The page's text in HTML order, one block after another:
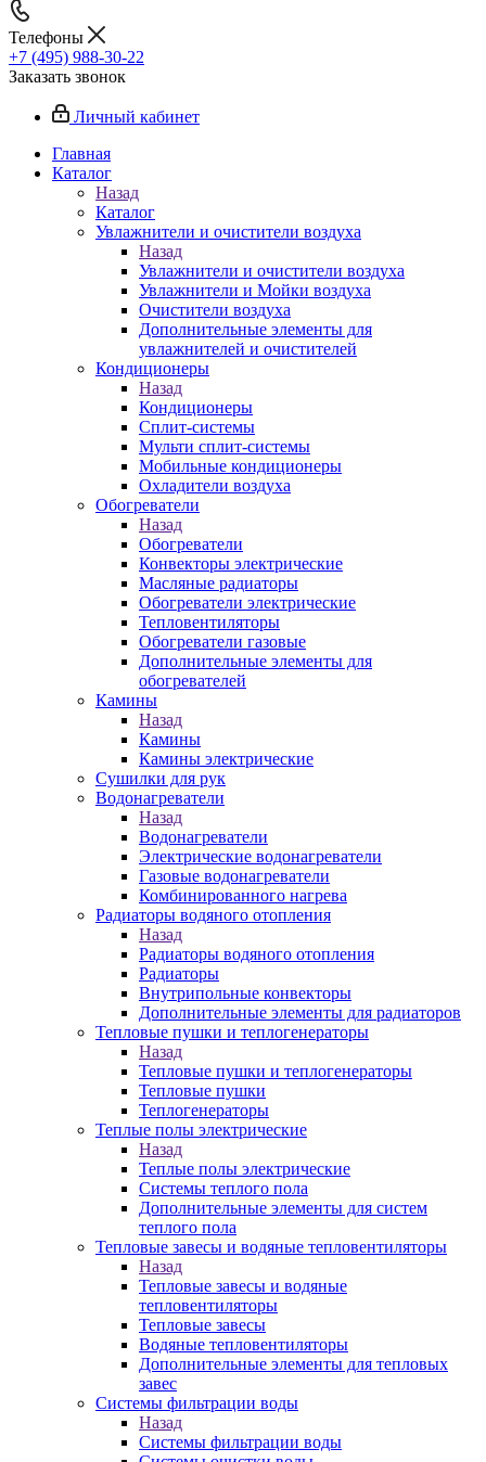
Телефоны
+7 (495) 988-30-22
Заказать звонок
Личный кабинет
Главная
Каталог
Назад
Каталог
Увлажнители и очистители воздуха
Назад
Увлажнители и очистители воздуха
Увлажнители и Мойки воздуха
Очистители воздуха
Дополнительные элементы для
увлажнителей и очистителей
Кондиционеры
Назад
Кондиционеры
Сплит-системы
Мульти сплит-системы
Мобильные кондиционеры
Охладители воздуха
Обогреватели
Назад
Обогреватели
Конвекторы электрические
Масляные радиаторы
Обогреватели электрические
Тепловентиляторы
Обогреватели газовые
Дополнительные элементы для
обогревателей
Камины
Назад
Камины
Камины электрические
Сушилки для рук
Водонагреватели
Назад
Водонагреватели
Электрические водонагреватели
Газовые водонагреватели
Комбинированного нагрева
Радиаторы водяного отопления
Назад
Радиаторы водяного отопления
Радиаторы
Внутрипольные конвекторы
Дополнительные элементы для радиаторов
Тепловые пушки и теплогенераторы
Назад
Тепловые пушки и теплогенераторы
Тепловые пушки
Теплогенераторы
Теплые полы электрические
Назад
Теплые полы электрические
Системы теплого пола
Дополнительные элементы для систем
теплого пола
Тепловые завесы и водяные тепловентиляторы
Назад
Тепловые завесы и водяные
тепловентиляторы
Тепловые завесы
Водяные тепловентиляторы
Дополнительные элементы для тепловых
завес
Системы фильтрации воды
Назад
Системы фильтрации воды